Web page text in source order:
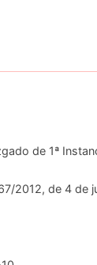
de 1ª
2012, de 4 de